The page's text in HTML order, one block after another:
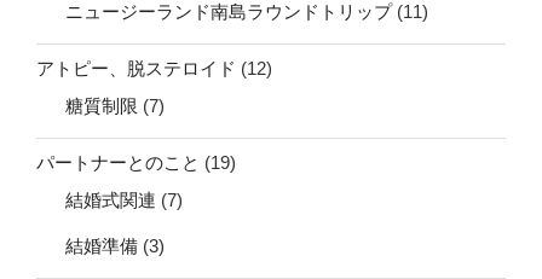
ニュージーランド南島ラウンドトリップ(11)
アトピー、脱ステロイド (12)
糖質制限 (7)
パートナーとのこと (19)
結婚式関連 (7)
結婚準備 (3)